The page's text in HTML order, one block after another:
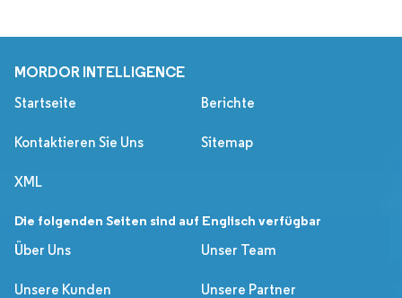
MORDOR INTELLIGENCE
Startseite Berichte
Kontaktieren Sie Uns Sitemap
XML
Die folgenden Seiten sind auf Englisch verfügbar
Über Uns
Unser Team
Unsere Kunden Unsere Partner